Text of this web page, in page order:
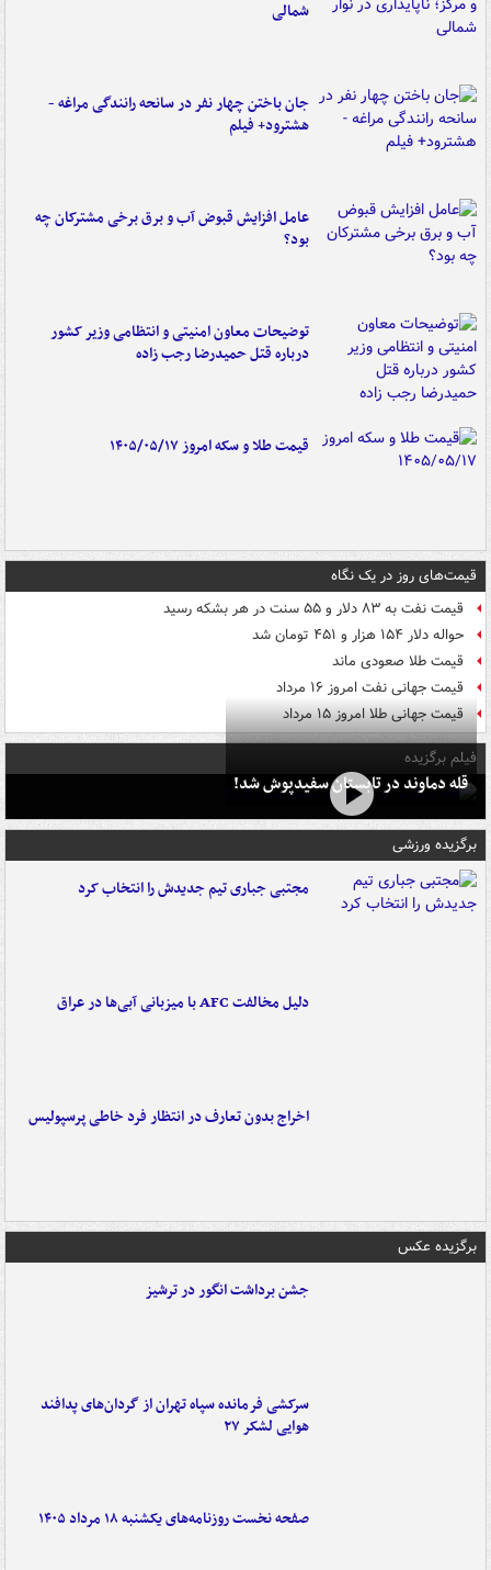
شمالی
جان باختن چهار نفر در سانحه رانندگی مراغه -
هشترود+ فیلم
عامل افزایش قبوض آب و برق برخی مشترکان چه
بود؟
توضیحات معاون امنیتی و انتظامی وزیر کشور
درباره قتل حمیدرضا رجب زاده
قیمت طلا و سکه امروز ۱۴۰۵/۰۵/۱۷
قیمت‌های روز در یک نگاه
قیمت نفت به ۸۳ دلار و ۵۵ سنت در هر بشکه رسید
حواله دلار ۱۵۴ هزار و ۴۵۱ تومان شد
قیمت طلا صعودی ماند
قیمت جهانی نفت امروز ۱۶ مرداد
قیمت جهانی طلا امروز ۱۵ مرداد
فیلم برگزیده
قله دماوند در تابستان سفیدپوش شد!
برگزیده ورزشی
مجتبی جباری تیم جدیدش را انتخاب کرد
دلیل مخالفت AFC با میزبانی آبی‌ها در عراق
اخراج بدون تعارف در انتظار فرد خاطی پرسپولیس
برگزیده عکس
جشن برداشت انگور در ترشیز
سرکشی فرمانده سپاه تهران از گردان‌های پدافند
هوایی لشکر ۲۷
صفحه نخست روزنامه‌های یکشنبه ۱۸ مرداد ۱۴۰۵